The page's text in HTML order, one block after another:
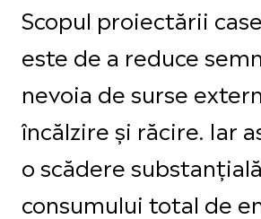
Scopul proiectării
este de a reduce
nevoia de surse
încălzire și răcire. Iar
o scădere
consumului total de